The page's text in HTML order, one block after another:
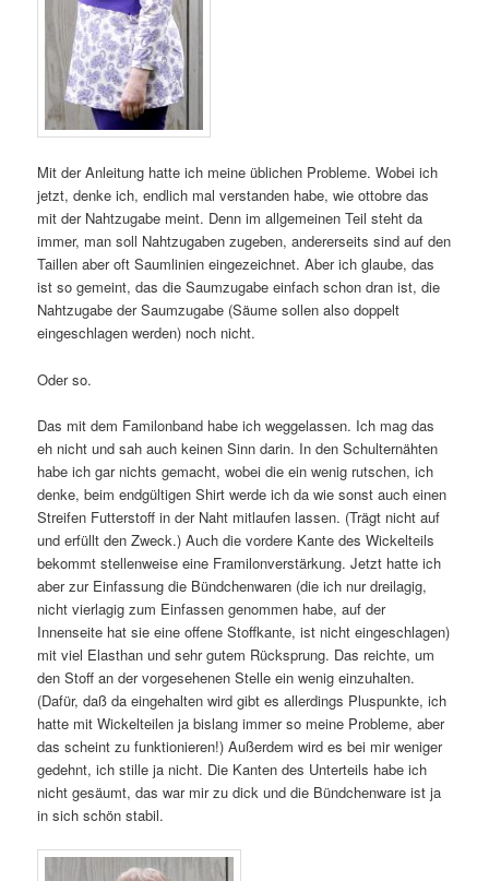
Mit der Anleitung hatte ich meine üblichen Probleme. Wobei ich
jetzt, denke ich, endlich mal verstanden habe, wie ottobre das
mit der Nahtzugabe meint. Denn im allgemeinen Teil steht da
immer, man soll Nahtzugaben zugeben, andererseits sind auf den
Taillen aber oft Saumlinien eingezeichnet. Aber ich glaube, das
ist so gemeint, das die Saumzugabe einfach schon dran ist, die
Nahtzugabe der Saumzugabe (Säume sollen also doppelt
eingeschlagen werden) noch nicht.
Oder so.
Das mit dem Familonband habe ich weggelassen. Ich mag das
eh nicht und sah auch keinen Sinn darin. In den Schulternähten
habe ich gar nichts gemacht, wobei die ein wenig rutschen, ich
denke, beim endgültigen Shirt werde ich da wie sonst auch einen
Streifen Futterstoff in der Naht mitlaufen lassen. (Trägt nicht auf
und erfüllt den Zweck.) Auch die vordere Kante des Wickelteils
bekommt stellenweise eine Framilonverstärkung. Jetzt hatte ich
aber zur Einfassung die Bündchenwaren (die ich nur dreilagig,
nicht vierlagig zum Einfassen genommen habe, auf der
Innenseite hat sie eine offene Stoffkante, ist nicht eingeschlagen)
mit viel Elasthan und sehr gutem Rücksprung. Das reichte, um
den Stoff an der vorgesehenen Stelle ein wenig einzuhalten.
(Dafür, daß da eingehalten wird gibt es allerdings Pluspunkte, ich
hatte mit Wickelteilen ja bislang immer so meine Probleme, aber
das scheint zu funktionieren!) Außerdem wird es bei mir weniger
gedehnt, ich stille ja nicht. Die Kanten des Unterteils habe ich
nicht gesäumt, das war mir zu dick und die Bündchenware ist ja
in sich schön stabil.